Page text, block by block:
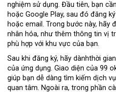
nghiệm sử dụng. Đầu tiên, bạn
hoặc Google Play, sau đó đăng
hoặc email. Trong bước này, hãy
nhân hóa, như thêm thông tin vị
phù hợp với khu vực của bạn.
Sau khi đăng ký, hãy dànhthời
của ứng dụng. Giao diện của 99
giúp bạn dễ dàng tìm kiếm dịch
quan tâm. Ngoài ra, trong phần